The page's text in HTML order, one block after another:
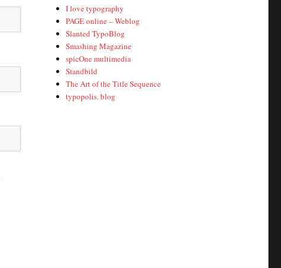
I love typography
PAGE online – Weblog
Slanted TypoBlog
Smashing Magazine
spicOne multimedia
Standbild
The Art of the Title Sequence
typopolis. blog